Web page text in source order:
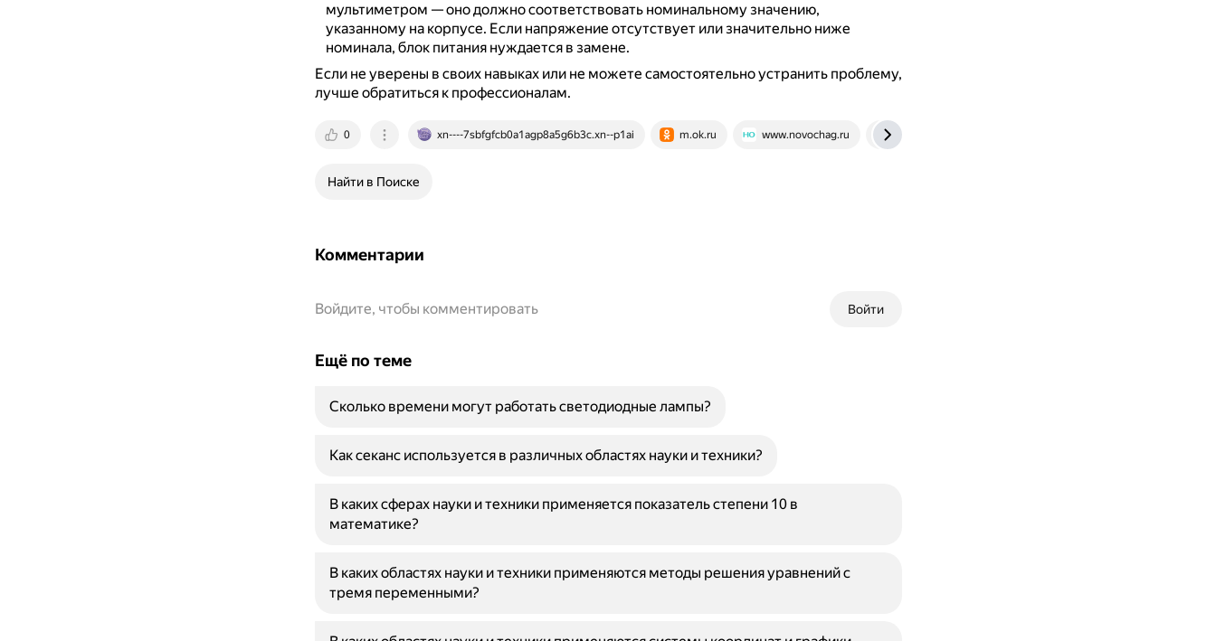
мультиметром — оно должно соответствовать номинальному значению,
указанному на корпусе. Если напряжение отсутствует или значительно ниже
номинала, блок питания нуждается в замене.
Если не уверены в своих навыках или не можете самостоятельно устранить проблему,
лучше обратиться к профессионалам.
0 xn----7sbfgfcb0a1agp8a5g6b3c.xn--p1ai m.ok.ru www.novochag.ru
Найти в Поиске
Комментарии
Войти
Войдите, чтобы комментировать
Ещё по теме
Сколько времени могут работать светодиодные лампы?
Как секанс используется в различных областях науки и техники?
В каких сферах науки и техники применяется показатель степени 10 в
математике?
В каких областях науки и техники применяются методы решения уравнений с
тремя переменными?